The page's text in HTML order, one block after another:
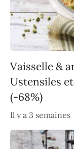
Vaisselle &
Ustensiles
(-68%)
Il y a 3 semaines